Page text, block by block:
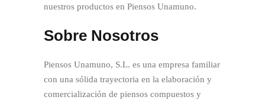
nuestros productos en Piensos Unamuno.
Sobre Nosotros
Piensos Unamuno, S.L. es una empresa familiar
con una sólida trayectoria en la elaboración y
comercialización de piensos compuestos y